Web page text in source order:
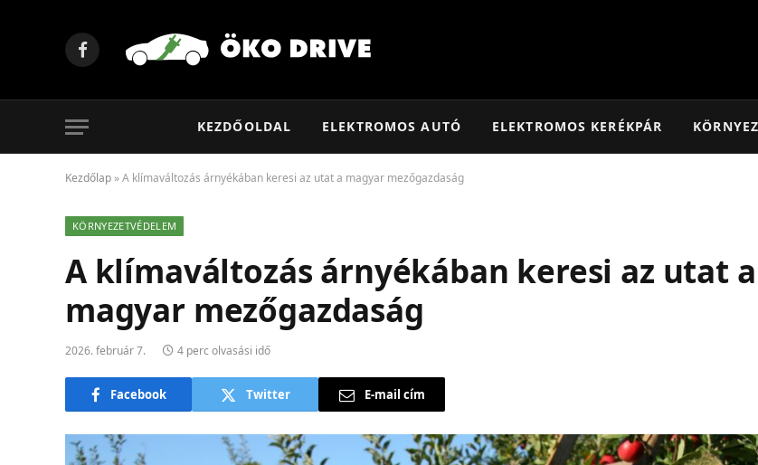
Facebook
KEZDŐOLDAL ELEKTROMOS AUTÓ ELEKTROMOS KERÉKPÁR
Kezdőlap »A klímaváltozás árnyékában keresi az utat a magyar mezőgazdaság
KÖRNYEZETVÉDELEM
A klímaváltozás árnyékában keresi az utat a
magyar mezőgazdaság
2026. február 7. 4 perc olvasási idő
Facebook Twitter E-mail cím